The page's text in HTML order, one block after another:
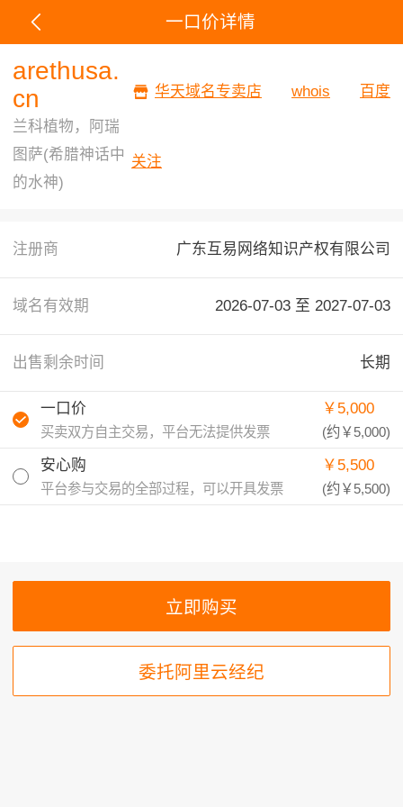
一口价详情
arethusa.
cn
兰科植物，阿瑞
图萨(希腊神话中
的水神)
华天域名专卖店 whois 百度
关注
注册商 广东互易网络知识产权有限公司
域名有效期 2026-07-03 至 2027-07-03
出售剩余时间 长期
一口价
买卖双方自主交易，平台无法提供发票
￥5,000
(约￥5,000)
安心购
平台参与交易的全部过程，可以开具发票
￥5,500
(约￥5,500)
委托阿里云经纪